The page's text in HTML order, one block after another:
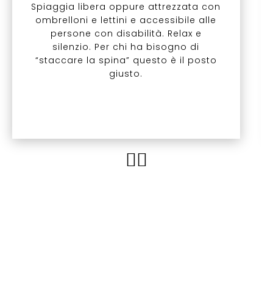
Spiaggia libera oppure attrezzata con
ombrelloni e lettini e accessibile alle
persone con disabilità. Relax e
silenzio. Per chi ha bisogno di
“staccare la spina” questo è il posto
giusto.